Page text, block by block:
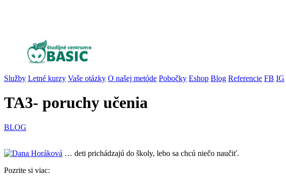
Služby Letné kurzy Vaše otázky O našej metóde Pobočky Eshop Blog Referencie FB IG
TA3- poruchy učenia
BLOG
… deti prichádzajú do školy, lebo sa chcú niečo naučiť.
Pozrite si viac: